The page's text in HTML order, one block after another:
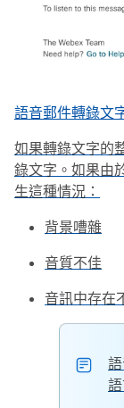
語音郵件轉錄文
如果轉錄文字的
錄文字。如果由
生這種情況：
背景嘈雜
音質不佳
音訊中存在